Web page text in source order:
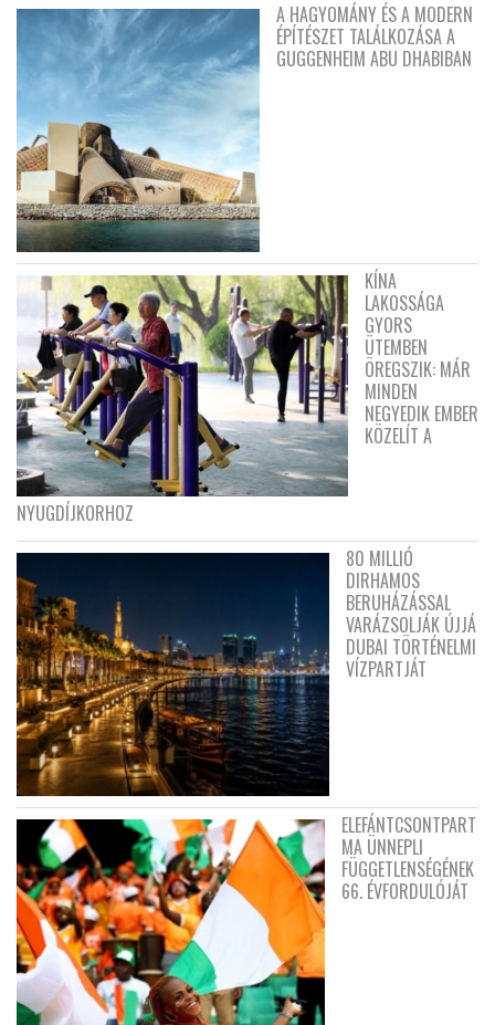
A HAGYOMÁNY ÉS A MODERN
ÉPÍTÉSZET TALÁLKOZÁSA A
GUGGENHEIM ABU DHABIBAN
KÍNA
LAKOSSÁGA
GYORS
ÜTEMBEN
ÖREGSZIK: MÁR
MINDEN
NEGYEDIK EMBER
KÖZELÍT A
NYUGDÍJKORHOZ
80 MILLIÓ
DIRHAMOS
BERUHÁZÁSSAL
VARÁZSOLJÁK ÚJJÁ
DUBAI TÖRTÉNELMI
VÍZPARTJÁT
ELEFÁNTCSONTPART
MA ÜNNEPLI
FÜGGETLENSÉGÉNEK
66. ÉVFORDULÓJÁT